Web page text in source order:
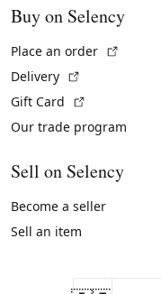
Buy on Selency
Place an order
Delivery
Gift Card
Our trade program
Sell on Selency
Become a seller
Sell an item